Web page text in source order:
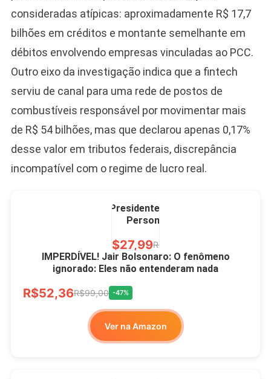
consideradas atípicas: aproximadamente R$ 17,7
bilhões em créditos e montante semelhante em
débitos envolvendo empresas vinculadas ao PCC.
Outro eixo da investigação indica que a fintech
serviu de canal para uma rede de postos de
combustíveis responsável por movimentar mais
de R$ 54 bilhões, mas que declarou apenas 0,17%
desse valor em tributos federais, discrepância
incompatível com o regime de lucro real.
2026 Pátria Brasil 6 X
10,00 S/JUROS
R$60,00R$99,00 -39%
Ver no MERCADO
LIVRE
Presidente Porcelana
Personalizada
R$27,99R$49,00
IMPERDÍVEL! Jair Bolsonaro: O fenômeno
ignorado: Eles não entenderam nada
R$52,36R$99,00 -47%
Ver na Amazon